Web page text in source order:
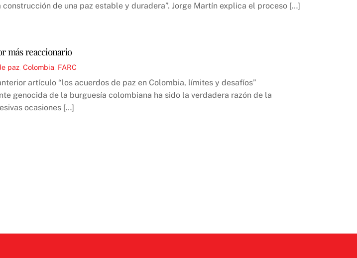
de una paz estable y duradera”. Jorge Martín explica el proceso […]
más reaccionario
paz ,Colombia FARC
artículo “los acuerdos de paz en Colombia, límites y desafíos”
genocida de la burguesía colombiana ha sido la verdadera razón de la
ocasiones […]